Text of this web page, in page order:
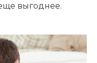
выгоднее.